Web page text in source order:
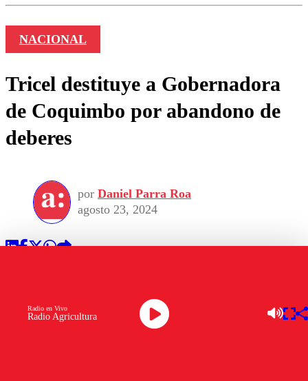
NACIONAL
Tricel destituye a Gobernadora
de Coquimbo por abandono de
deberes
por Daniel Parra Roa
agosto 23, 2024
Radio Agricultura
Radio en Vivo